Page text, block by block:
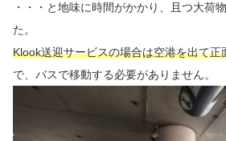
・・・と地味に時間がかかり、且つ大荷
た。
Klook送迎サービスの場合は空港を出て正
で、バスで移動する必要がありません。